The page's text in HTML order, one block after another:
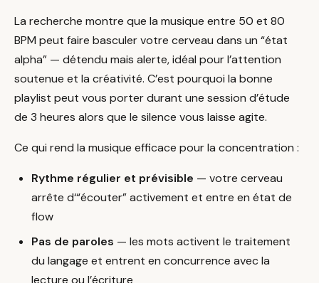
La recherche montre que la musique entre 50 et 80
BPM peut faire basculer votre cerveau dans un “état
alpha” — détendu mais alerte, idéal pour l’attention
soutenue et la créativité. C’est pourquoi la bonne
playlist peut vous porter durant une session d’étude
de 3 heures alors que le silence vous laisse agite.
Ce qui rend la musique efficace pour la concentration :
Rythme régulier et prévisible — votre cerveau
arrête d‘“écouter” activement et entre en état de
flow
Pas de paroles — les mots activent le traitement
du langage et entrent en concurrence avec la
lecture ou l’écriture